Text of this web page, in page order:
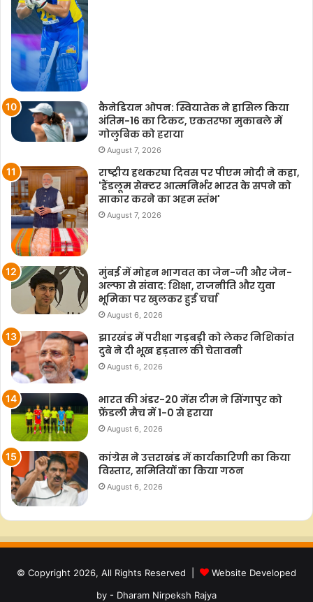
कैनेडियन ओपन: स्वियातेक ने हासिल किया
अंतिम-16 का टिकट, एकतरफा मुकाबले में
गोलुबिक को हराया
August 7, 2026
राष्ट्रीय हथकरघा दिवस पर पीएम मोदी ने कहा,
'हैंडलूम सेक्टर आत्मनिर्भर भारत के सपने को
साकार करने का अहम स्तंभ'
August 7, 2026
मुंबई में मोहन भागवत का जेन-जी और जेन-
अल्फा से संवाद: शिक्षा, राजनीति और युवा
भूमिका पर खुलकर हुई चर्चा
August 6, 2026
झारखंड में परीक्षा गड़बड़ी को लेकर निशिकांत
दुबे ने दी भूख हड़ताल की चेतावनी
August 6, 2026
भारत की अंडर-20 मेंस टीम ने सिंगापुर को
फ्रेंडली मैच में 1-0 से हराया
August 6, 2026
कांग्रेस ने उत्तराखंड में कार्यकारिणी का किया
विस्तार, समितियों का किया गठन
August 6, 2026
© Copyright 2026, All Rights Reserved |
Website Developed
by - Dharam Nirpeksh Rajya